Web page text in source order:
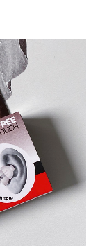
사이드박스만 장착
도방.. 바이크에 사
하며 복잡해보여서
로 있는듯 합니
드박스는 샤드
더라구요. 아..